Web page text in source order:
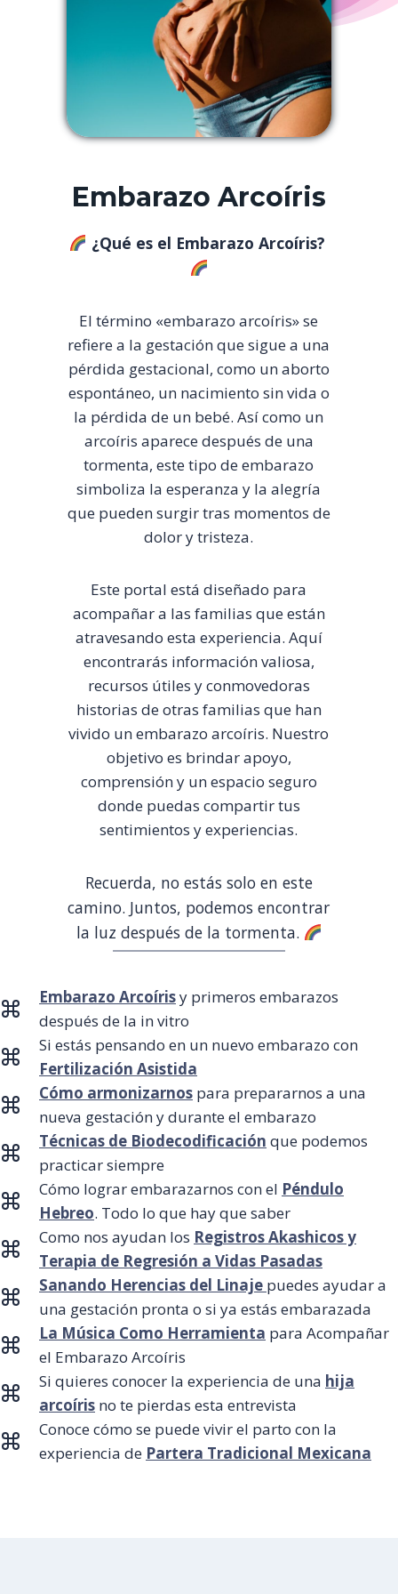
Embarazo Arcoíris
¿Qué es el Embarazo Arcoíris?
El término «embarazo arcoíris» se
refiere a la gestación que sigue a una
pérdida gestacional, como un aborto
espontáneo, un nacimiento sin vida o
la pérdida de un bebé. Así como un
arcoíris aparece después de una
tormenta, este tipo de embarazo
simboliza la esperanza y la alegría
que pueden surgir tras momentos de
dolor y tristeza.
Este portal está diseñado para
acompañar a las familias que están
atravesando esta experiencia. Aquí
encontrarás información valiosa,
recursos útiles y conmovedoras
historias de otras familias que han
vivido un embarazo arcoíris. Nuestro
objetivo es brindar apoyo,
comprensión y un espacio seguro
donde puedas compartir tus
sentimientos y experiencias.
Recuerda, no estás solo en este
camino. Juntos, podemos encontrar
la luz después de la tormenta.
Embarazo Arcoírisy primeros embarazos
después de la in vitro
Si estás pensando en un nuevo embarazo con
Fertilización Asistida
Cómo armonizarnos para prepararnos a una
nueva gestación y durante el embarazo
Técnicas de Biodecodificación que podemos
practicar siempre
Cómo lograr embarazarnos con el Péndulo
Hebreo. Todo lo que hay que saber
Como nos ayudan los Registros Akashicos y
Terapia de Regresión a Vidas Pasadas
Sanando Herencias del Linaje puedes ayudar a
una gestación pronta o si ya estás embarazada
La Música Como Herramienta para Acompañar
el Embarazo Arcoíris
Si quieres conocer la experiencia de una hija
arcoíris no te pierdas esta entrevista
Conoce cómo se puede vivir el parto con la
experiencia de Partera Tradicional Mexicana